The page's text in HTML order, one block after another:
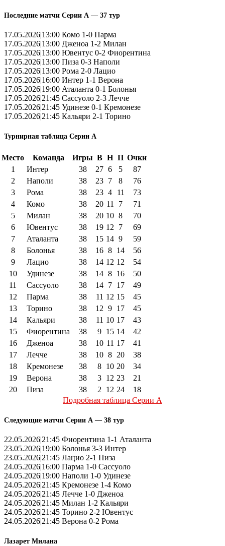
Последние матчи Серии А — 37 тур
17.05.2026|13:00 Комо 1-0 Парма
17.05.2026|13:00 Дженоа 1-2 Милан
17.05.2026|13:00 Ювентус 0-2 Фиорентина
17.05.2026|13:00 Пиза 0-3 Наполи
17.05.2026|13:00 Рома 2-0 Лацио
17.05.2026|16:00 Интер 1-1 Верона
17.05.2026|19:00 Аталанта 0-1 Болонья
17.05.2026|21:45 Сассуоло 2-3 Лечче
17.05.2026|21:45 Удинезе 0-1 Кремонезе
17.05.2026|21:45 Кальяри 2-1 Торино
Турнирная таблица Серии А
Место Команда Игры В Н П Очки
1
Интер 38 27 6 5
87
2
Наполи 38 23 7 8
76
3
Рома 38 23 4 11
73
4
Комо 38 20 11 7
71
5
Милан 38 20 10 8
70
6
Ювентус 38 19 12 7
69
7
Аталанта 38 15 14 9
59
8
Болонья 38 16 8 14
56
9
Лацио 38 14 12 12
54
10
Удинезе 38 14 8 16
50
11
Сассуоло 38 14 7 17
49
12
Парма 38 11 12 15
45
13
Торино 38 12 9 17
45
14
Кальяри 38 11 10 17
43
15
Фиорентина 38 9 15 14
42
16
Дженоа 38 10 11 17
41
17
Лечче 38 10 8 20
38
18
Кремонезе 38 8 10 20
34
19
Верона 38 3 12 23
21
20
Пиза 38 2 12 24
18
Подробная таблица Серии А
Следующие матчи Серии А — 38 тур
22.05.2026|21:45 Фиорентина 1-1 Аталанта
23.05.2026|19:00 Болонья 3-3 Интер
23.05.2026|21:45 Лацио 2-1 Пиза
24.05.2026|16:00 Парма 1-0 Сассуоло
24.05.2026|19:00 Наполи 1-0 Удинезе
24.05.2026|21:45 Кремонезе 1-4 Комо
24.05.2026|21:45 Лечче 1-0 Дженоа
24.05.2026|21:45 Милан 1-2 Кальяри
24.05.2026|21:45 Торино 2-2 Ювентус
24.05.2026|21:45 Верона 0-2 Рома
Лазарет Милана